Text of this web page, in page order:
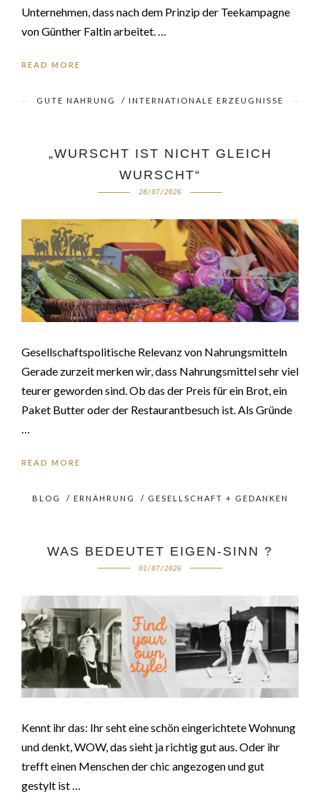
Unternehmen, dass nach dem Prinzip der Teekampagne
von Günther Faltin arbeitet. …
READ MORE
GUTE NAHRUNG / INTERNATIONALE ERZEUGNISSE
„WURSCHT IST NICHT GLEICH
WURSCHT“
28/07/2026
Gesellschaftspolitische Relevanz von Nahrungsmitteln
Gerade zurzeit merken wir, dass Nahrungsmittel sehr viel
teurer geworden sind. Ob das der Preis für ein Brot, ein
Paket Butter oder der Restaurantbesuch ist. Als Gründe
READ MORE
BLOG / ERNÄHRUNG / GESELLSCHAFT + GEDANKEN
WAS BEDEUTET EIGEN-SINN ?
01/07/2026
Kennt ihr das: Ihr seht eine schön eingerichtete Wohnung
und denkt, WOW, das sieht ja richtig gut aus. Oder ihr
trefft einen Menschen der chic angezogen und gut
gestylt ist …